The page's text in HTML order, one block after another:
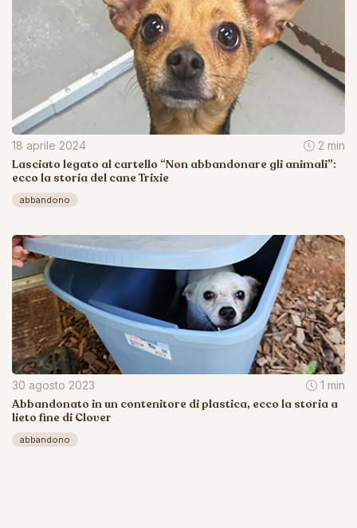
18 aprile 2024 2 min
Lasciato legato al cartello “Non abbandonare gli animali”:
ecco la storia del cane Trixie
abbandono
30 agosto 2023 1 min
Abbandonato in un contenitore di plastica, ecco la storia a
lieto fine di Clover
abbandono